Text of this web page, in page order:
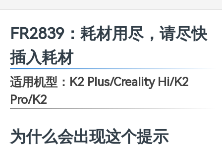
FR2839：耗材用尽，请尽快
插入耗材
适用机型：K2 Plus/Creality Hi/K2
Pro/K2
为什么会出现这个提示